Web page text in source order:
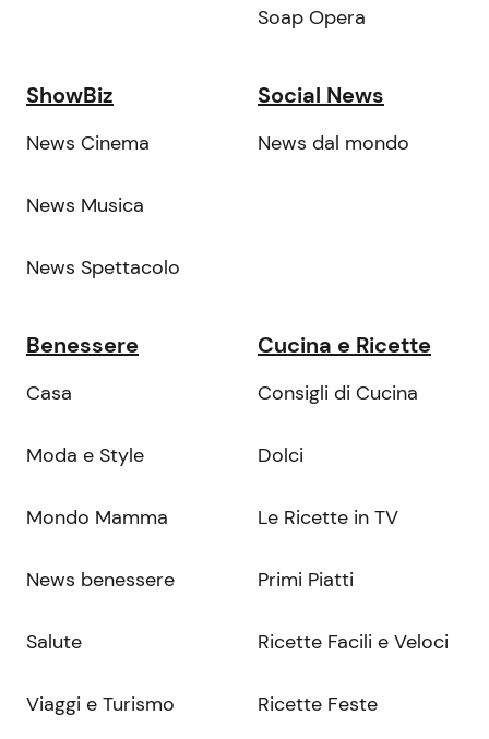
Soap Opera
ShowBiz
News Cinema
News Musica
News Spettacolo
Social News
News dal mondo
Benessere
Casa
Moda e Style
Mondo Mamma
News benessere
Salute
Viaggi e Turismo
Cucina e Ricette
Consigli di Cucina
Dolci
Le Ricette in TV
Primi Piatti
Ricette Facili e Veloci
Ricette Feste